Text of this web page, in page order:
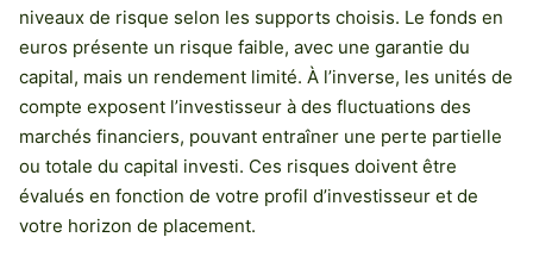
niveaux de risque selon les supports choisis. Le fonds en
euros présente un risque faible, avec une garantie du
capital, mais un rendement limité. À l’inverse, les unités de
compte exposent l’investisseur à des fluctuations des
marchés financiers, pouvant entraîner une perte partielle
ou totale du capital investi. Ces risques doivent être
évalués en fonction de votre profil d’investisseur et de
votre horizon de placement.